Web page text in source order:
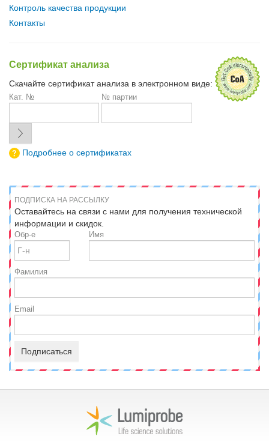
Контроль качества продукции
Контакты
Сертификат анализа
Скачайте сертификат анализа в электронном виде:
Кат. № № партии
Подробнее о сертификатах
ПОДПИСКА НА РАССЫЛКУ
Оставайтесь на связи с нами для получения технической
информации и скидок.
Обр-е Имя
Фамилия
Email
Подписаться